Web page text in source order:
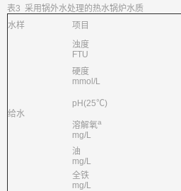
表3 采用锅外水处理的热水锅炉水质
水样
项目
给水
浊度
FTU
硬度
mmol/L
pH(25℃)
溶解氧a
mg/L
油
mg/L
全铁
mg/L